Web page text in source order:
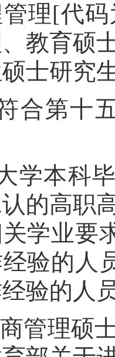
理[代码
教育硕
士研究
合第十
学本科
的高职
学业要
验的人
验的人员
管理硕